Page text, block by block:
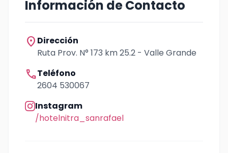
Información de Contacto
location_on Dirección
Ruta Prov. N° 173 km 25.2 - Valle Grande
callTeléfono
2604 530067
Instagram
/hotelnitra_sanrafael